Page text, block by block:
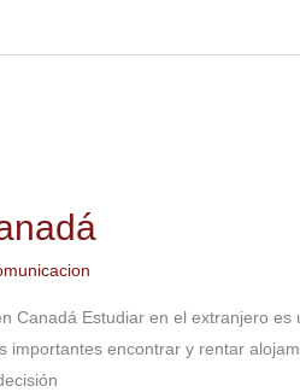
Canadá Estudiar en el extranjero
importantes encontrar y rentar